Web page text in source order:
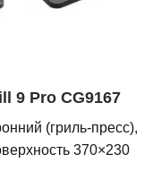
9 Pro CG9167
(гриль-пресс),
370×230